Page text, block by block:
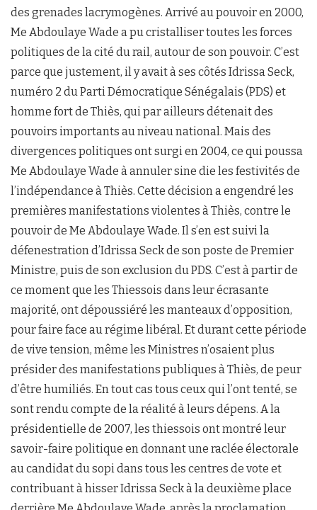
des grenades lacrymogènes. Arrivé au pouvoir en 2000,
Me Abdoulaye Wade a pu cristalliser toutes les forces
politiques de la cité du rail, autour de son pouvoir. C’est
parce que justement, il y avait à ses côtés Idrissa Seck,
numéro 2 du Parti Démocratique Sénégalais (PDS) et
homme fort de Thiès, qui par ailleurs détenait des
pouvoirs importants au niveau national. Mais des
divergences politiques ont surgi en 2004, ce qui poussa
Me Abdoulaye Wade à annuler sine die les festivités de
l’indépendance à Thiès. Cette décision a engendré les
premières manifestations violentes à Thiès, contre le
pouvoir de Me Abdoulaye Wade. Il s’en est suivi la
défenestration d’Idrissa Seck de son poste de Premier
Ministre, puis de son exclusion du PDS. C’est à partir de
ce moment que les Thiessois dans leur écrasante
majorité, ont dépoussiéré les manteaux d’opposition,
pour faire face au régime libéral. Et durant cette période
de vive tension, même les Ministres n’osaient plus
présider des manifestations publiques à Thiès, de peur
d’être humiliés. En tout cas tous ceux qui l’ont tenté, se
sont rendu compte de la réalité à leurs dépens. A la
présidentielle de 2007, les thiessois ont montré leur
savoir-faire politique en donnant une raclée électorale
au candidat du sopi dans tous les centres de vote et
contribuant à hisser Idrissa Seck à la deuxième place